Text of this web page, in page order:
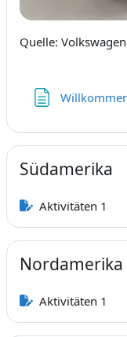
Quelle:
Südamerika
Aktivitäten 1
Nordamerika
Aktivitäten 1